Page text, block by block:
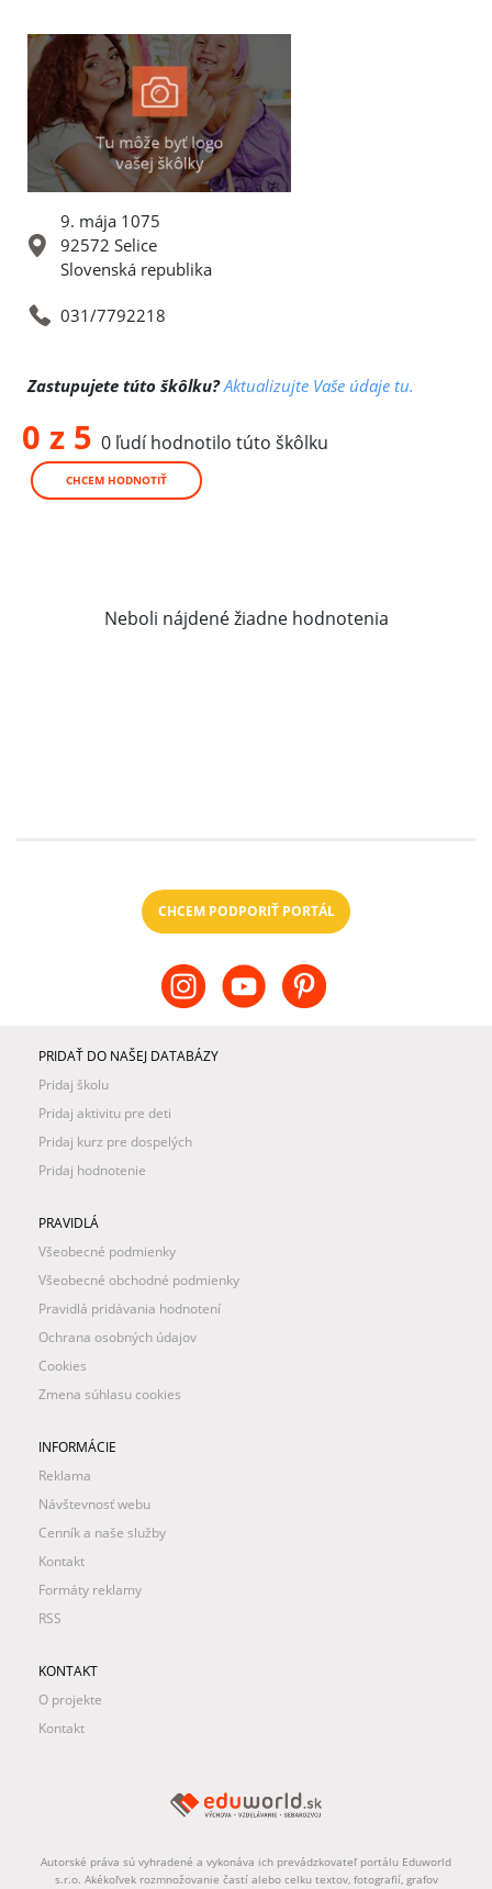
9. mája 1075
92572 Selice
Slovenská republika
031/7792218
Zastupujete túto škôlku? Aktualizujte Vaše údaje tu.
0 z 5 0 ľudí hodnotilo túto škôlku
CHCEM HODNOTIŤ
Neboli nájdené žiadne hodnotenia
CHCEM PODPORIŤ PORTÁL
PRIDAŤ DO NAŠEJ DATABÁZY
Pridaj školu
Pridaj aktivitu pre deti
Pridaj kurz pre dospelých
Pridaj hodnotenie
PRAVIDLÁ
Všeobecné podmienky
Všeobecné obchodné podmienky
Pravidlá pridávania hodnotení
Ochrana osobných údajov
Cookies
Zmena súhlasu cookies
INFORMÁCIE
Reklama
Návštevnosť webu
Cenník a naše služby
Kontakt
Formáty reklamy
RSS
KONTAKT
O projekte
Kontakt
Autorské práva sú vyhradené a vykonáva ich prevádzkovateľ portálu Eduworld
s.r.o. Akékoľvek rozmnožovanie častí alebo celku textov, fotografií, grafov